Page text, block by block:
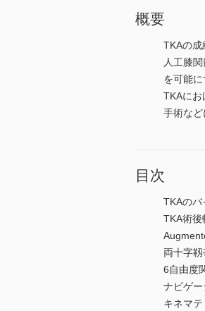
概要
TKAの成
人工膝
を可能
TKAにお
手術な
目次
TKAの
TKA術
両十字
6自由度
ナビゲ
キネマ